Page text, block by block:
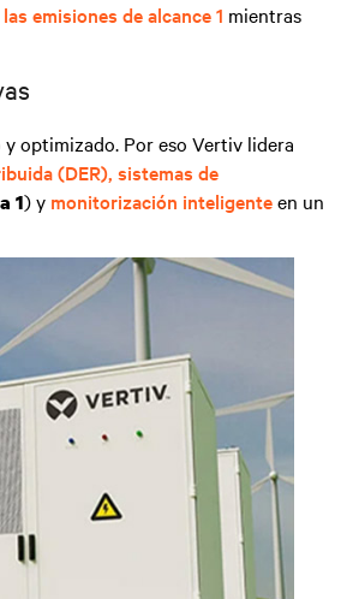
las emisiones de alcance 1 mientras
optimizado. Por eso Vertiv lidera
(DER), sistemas de
1) y monitorización inteligenteen un